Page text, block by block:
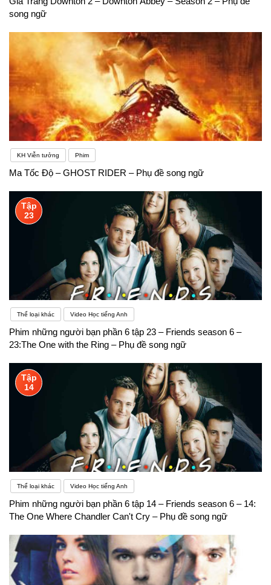
song ngữ
KH Viễn tưởng Phim
Ma Tốc Độ – GHOST RIDER – Phụ đề song ngữ
Tập
23
Thể loại khác Video Học tiếng Anh
Phim những người bạn phần 6 tập 23 – Friends season 6 –
23:The One with the Ring – Phụ đề song ngữ
Tập
14
Thể loại khác Video Học tiếng Anh
Phim những người bạn phần 6 tập 14 – Friends season 6 – 14:
The One Where Chandler Can't Cry – Phụ đề song ngữ